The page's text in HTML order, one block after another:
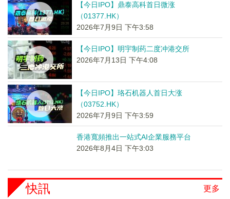
【今日IPO】鼎泰高科首日微涨
（01377.HK）
2026年7月9日 下午3:58
【今日IPO】明宇制药二度冲港交所
2026年7月13日 下午4:08
【今日IPO】珞石机器人首日大涨
（03752.HK）
2026年7月9日 下午3:59
香港寬頻推出一站式AI企業服務平台
2026年8月4日 下午3:03
更多
快訊